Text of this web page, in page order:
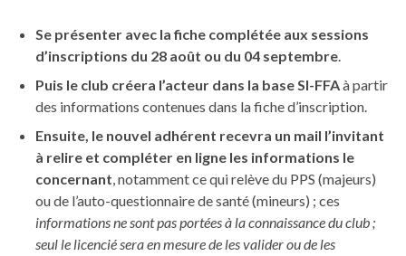
Se présenter avec la fiche complétée aux sessions
d’inscriptions du 28 août ou du 04 septembre.
Puis le club créera l’acteur dans la base SI-FFAà partir
des informations contenues dans la fiche d’inscription.
Ensuite, le nouvel adhérent recevra un mail l’invitant
à relire et compléter en ligne les informations le
concernant, notamment ce qui relève du PPS (majeurs)
ou de l’auto-questionnaire de santé (mineurs) ; ces
informations ne sont pas portées à la connaissance du club ;
seul le licencié sera en mesure de les valider ou de les